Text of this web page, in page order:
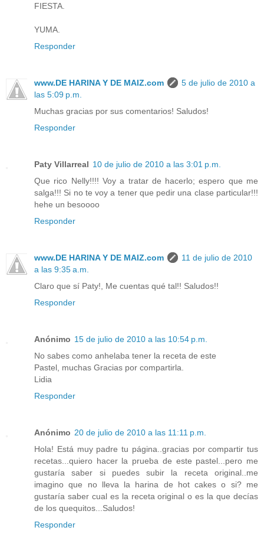
FIESTA.
YUMA.
Responder
www.DE HARINA Y DE MAIZ.com
5 de julio de 2010 a
las 5:09 p.m.
Muchas gracias por sus comentarios! Saludos!
Responder
Paty Villarreal 10 de julio de 2010 a las 3:01 p.m.
Que rico Nelly!!!! Voy a tratar de hacerlo; espero que me
salga!!! Si no te voy a tener que pedir una clase particular!!!
hehe un besoooo
Responder
www.DE HARINA Y DE MAIZ.com
11 de julio de 2010
a las 9:35 a.m.
Claro que sí Paty!, Me cuentas qué tal!! Saludos!!
Responder
Anónimo 15 de julio de 2010 a las 10:54 p.m.
No sabes como anhelaba tener la receta de este
Pastel, muchas Gracias por compartirla.
Lidia
Responder
Anónimo 20 de julio de 2010 a las 11:11 p.m.
Hola! Está muy padre tu página..gracias por compartir tus
recetas...quiero hacer la prueba de este pastel...pero me
gustaría saber si puedes subir la receta original..me
imagino que no lleva la harina de hot cakes o si? me
gustaría saber cual es la receta original o es la que decías
de los quequitos...Saludos!
Responder